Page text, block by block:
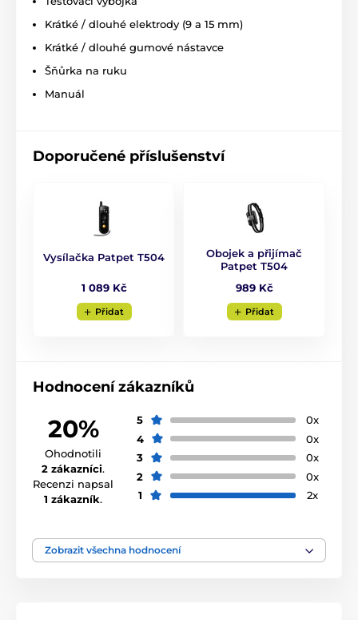
g. Kovové kontaktní body 9 a 15 mm.
Technické specifikace se mohou změnit bez
ilustrativní charakter.
Produkt je zařazen v kategoriích
Elektrické Zvukové
Voděodolné
Pro velké psy Pro největší psy
Pro 3 - 9 psů
Krátké / dlouhé elektrody (9 a 15 mm)
Krátké / dlouhé gumové nástavce
Šňůrka na ruku
Manuál
Doporučené příslušenství
Vysílačka Patpet T504
1 089 Kč
Přidat
Obojek a přijímač
Patpet T504
989 Kč
Přidat
Hodnocení zákazníků
20%
Ohodnotili
2 zákazníci.
Recenzi napsal
1 zákazník.
5
0x
4
0x
3
0x
2
0x
1
2x
Zobrazit všechna hodnocení